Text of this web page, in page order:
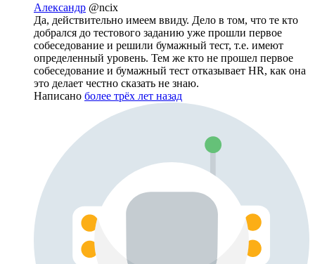
Александр @ncix
Да, действительно имеем ввиду. Дело в том, что те кто
добрался до тестового заданию уже прошли первое
собеседование и решили бумажный тест, т.е. имеют
определенный уровень. Тем же кто не прошел первое
собеседование и бумажный тест отказывает HR, как она
это делает честно сказать не знаю.
Написано более трёх лет назад